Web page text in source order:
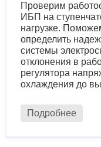
Проверим
ИБП на
нагрузке.
определить
системы
отклонения в
регулятора
охлаждения до
Подробнее